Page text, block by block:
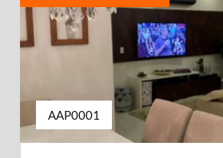
AAP0001